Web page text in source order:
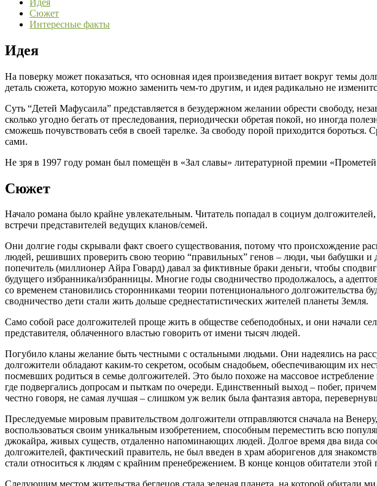
Сюжет
Интересные факты
Идея
На поверку может показаться, что основная идея произведения витает вокруг темы
деталь сюжета, которую можно заменить чем-то другим, и идея радикально не
Суть “Детей Мафусаила” представляется в безудержном желании обрести свободу,
сколько угодно бегать от преследования, периодически обретая покой, но иногда
сможешь почувствовать себя в своей тарелке. За свободу порой приходится
сами.
Не зря в 1997 году роман был помещён в «Зал славы» литературной премии
Сюжет
Начало романа было крайне увлекательным. Читатель попадал в социум
встречи представителей ведущих кланов/семей.
Они долгие годы скрывали факт своего существования, потому что происхождение
людей, решивших проверить свою теорию “правильных” генов – люди, чьи бабушки
попечитель (миллионер Айра Говард) давал за фиктивные браки деньги, чтобы
будущего избранника/избранницы. Многие годы сводничество продолжалось, а
со временем становились сторонниками теории потенционального долгожительства
сводничество дети стали жить дольше среднестатистических жителей планеты Земля.
Само собой расе долгожителей проще жить в обществе себеподобных, и они начали
представителя, облаченного властью говорить от имени тысяч людей.
Погубило кланы желание быть честными с остальными людьми. Они надеялись на
долгожители обладают каким-то секретом, особым снадобьем, обеспечивающим их
посмевших родиться в семье долгожителей. Это было похоже на массовое
где подвергались допросам и пыткам по очереди. Единственный выход – побег,
честно говоря, не самая лучшая – слишком уж велик была фантазия автора,
Преследуемые мировым правительством долгожители отправляются сначала на
воспользоваться своим уникальным изобретением, способным переместить всю
джокайра, живых существ, отдаленно напоминающих людей. Долгое время два вида
долгожителей, фактический правитель, не был введен в храм аборигенов для
стали относиться к людям с крайним пренебрежением. В конце концов обитатели этой